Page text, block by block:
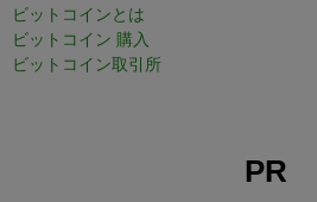
ビットコインとは
ビットコイン 購入
ビットコイン取引所
PR